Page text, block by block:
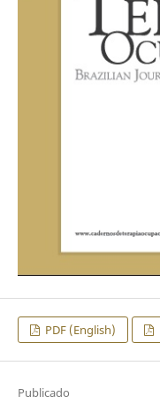
PDF (English)
Publicado